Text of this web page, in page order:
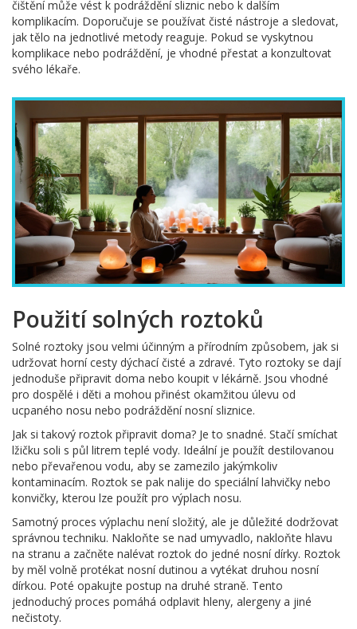
čištění může vést k podráždění sliznic nebo k dalším
komplikacím. Doporučuje se používat čisté nástroje a sledovat,
jak tělo na jednotlivé metody reaguje. Pokud se vyskytnou
komplikace nebo podráždění, je vhodné přestat a konzultovat
svého lékaře.
Použití solných roztoků
Solné roztoky jsou velmi účinným a přírodním způsobem, jak si
udržovat horní cesty dýchací čisté a zdravé. Tyto roztoky se dají
jednoduše připravit doma nebo koupit v lékárně. Jsou vhodné
pro dospělé i děti a mohou přinést okamžitou úlevu od
ucpaného nosu nebo podráždění nosní sliznice.
Jak si takový roztok připravit doma? Je to snadné. Stačí smíchat
lžičku soli s půl litrem teplé vody. Ideální je použít destilovanou
nebo převařenou vodu, aby se zamezilo jakýmkoliv
kontaminacím. Roztok se pak nalije do speciální lahvičky nebo
konvičky, kterou lze použít pro výplach nosu.
Samotný proces výplachu není složitý, ale je důležité dodržovat
správnou techniku. Nakloňte se nad umyvadlo, nakloňte hlavu
na stranu a začněte nalévat roztok do jedné nosní dírky. Roztok
by měl volně protékat nosní dutinou a vytékat druhou nosní
dírkou. Poté opakujte postup na druhé straně. Tento
jednoduchý proces pomáhá odplavit hleny, alergeny a jiné
nečistoty.